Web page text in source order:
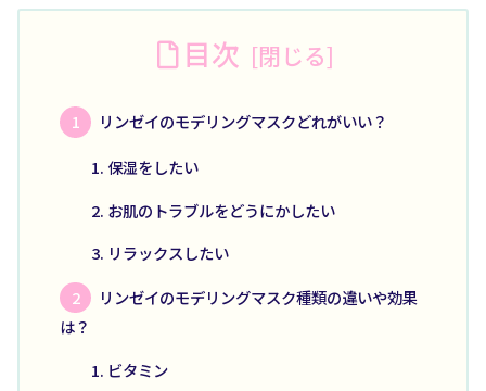
目次
リンゼイのモデリングマスクどれがいい？
保湿をしたい
お肌のトラブルをどうにかしたい
リラックスしたい
リンゼイのモデリングマスク種類の違いや効果
は？
ビタミン